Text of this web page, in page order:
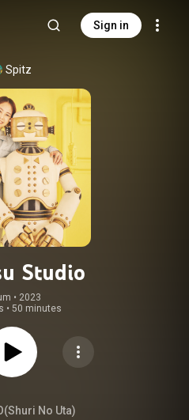
Sign in
Spitz
Studio
• 2023
• 50 minutes
No Uta)